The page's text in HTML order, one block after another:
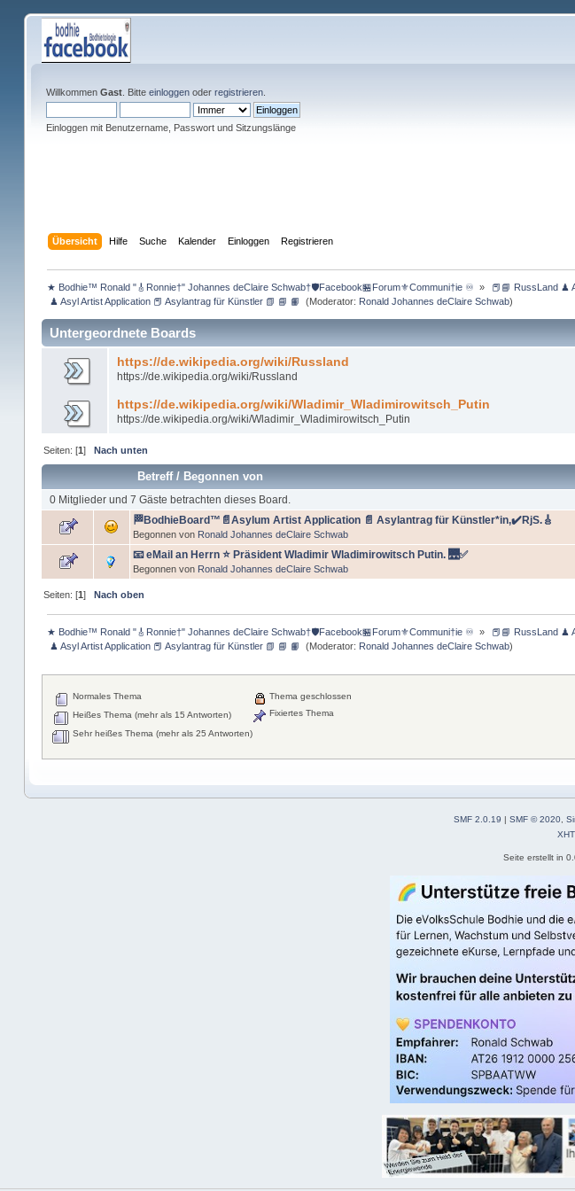
Willkommen Gast. Bitte einloggenoder registrieren.
Einloggen mit Benutzername, Passwort und Sitzungslänge
Übersicht Hilfe Suche Kalender Einloggen Registrieren
★ Bodhie™ Ronald "🎸Ronnie†" Johannes deClaire Schwab†🛡️Facebook🏪Forum⚜️Communi†ie ♾️ » 📕📘 RussLand ♟
♟ Asyl Artist Application 📕 Asylantrag für Künstler 📗 📘 📙
(Moderator: Ronald Johannes deClaire Schwab)
Untergeordnete Boards
https://de.wikipedia.org/wiki/Russland
https://de.wikipedia.org/wiki/Russland
https://de.wikipedia.org/wiki/Wladimir_Wladimirowitsch_Putin
https://de.wikipedia.org/wiki/Wladimir_Wladimirowitsch_Putin
Seiten: [1]Nach unten
Betreff/ Begonnen von
0 Mitglieder und 7 Gäste betrachten dieses Board.
🏁BodhieBoard™📄Asylum Artist Application 📄 Asylantrag für Künstler*in,✔️RjS.🎸
Begonnen von Ronald Johannes deClaire Schwab
📧 eMail an Herrn ⭐️ Präsident Wladimir Wladimirowitsch Putin. 🌉✅
Begonnen von Ronald Johannes deClaire Schwab
Seiten: [1]Nach oben
★ Bodhie™ Ronald "🎸Ronnie†" Johannes deClaire Schwab†🛡️Facebook🏪Forum⚜️Communi†ie ♾️ » 📕📘 RussLand ♟
♟ Asyl Artist Application 📕 Asylantrag für Künstler 📗 📘 📙
(Moderator: Ronald Johannes deClaire Schwab)
Normales Thema
Heißes Thema (mehr als 15 Antworten)
Sehr heißes Thema (mehr als 25 Antworten)
Thema geschlossen
Fixiertes Thema
SMF 2.0.19 |SMF © 2020 ,
Seite erstellt in